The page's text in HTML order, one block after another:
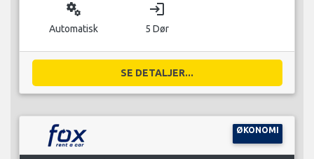
miscellaneous_services
Automatisk
login
5 Dør
SE DETALJER...
ØKONOMI